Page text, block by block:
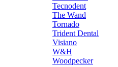
Tecnodent
The Wand
Tornado
Trident Dental
Visiano
W&H
Woodpecker